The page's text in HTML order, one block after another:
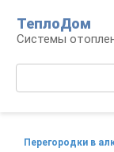
контенту
ТеплоДом
Системы
Перегородки в